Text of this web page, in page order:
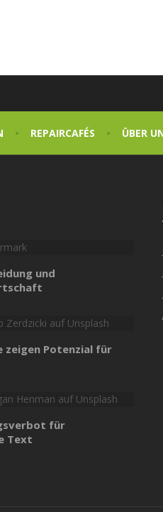
REPAIRCAFÉS ÜBER
und
Zerdzicki auf Unsplash
zeigen Potenzial für
Henman auf Unsplash
für
Text